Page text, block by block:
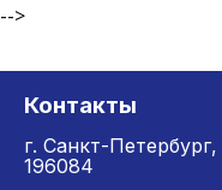
-->
Контакты
г. Санкт-Петербург,
196084